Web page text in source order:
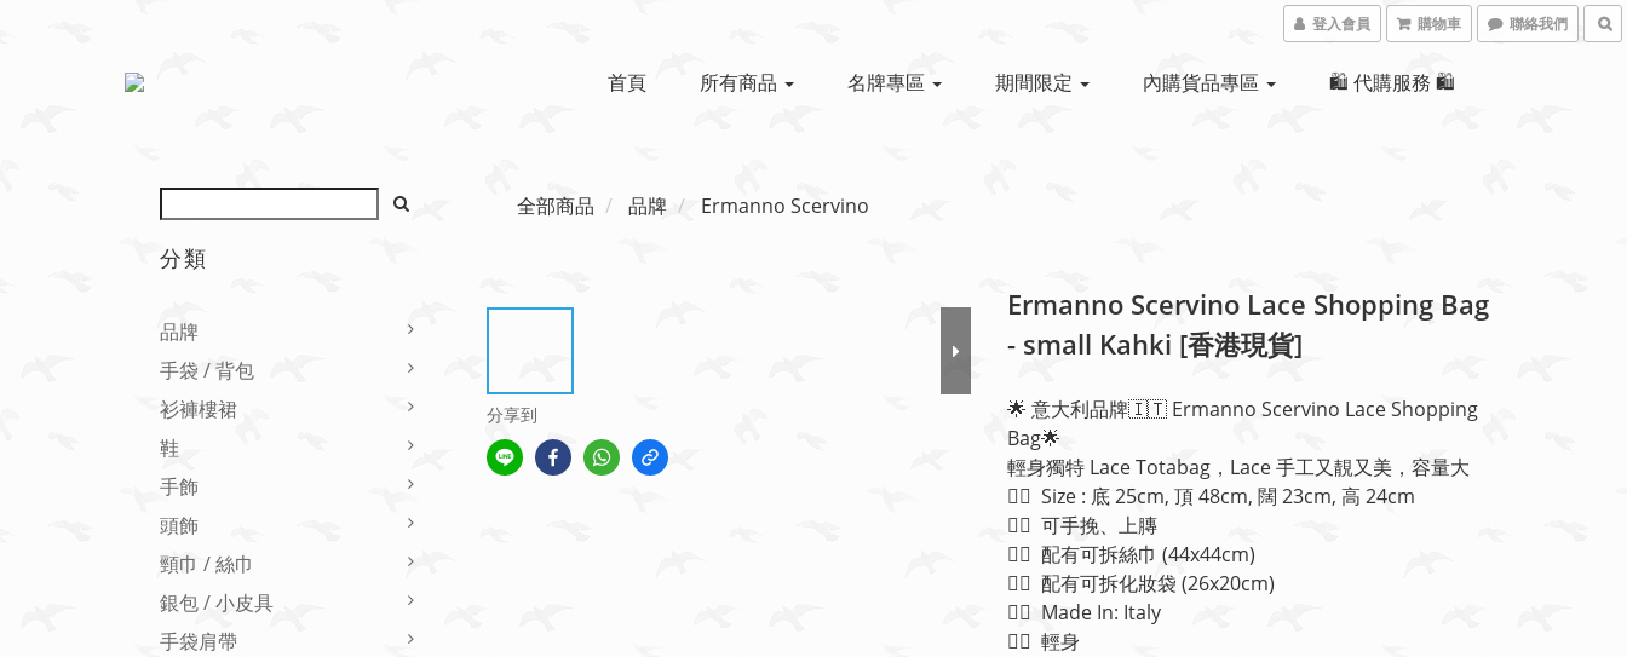
登入會員 購物車 聯絡我們
首頁 所有商品 名牌專區 期間限定 內購貨品專區 🛍 代購服務 🛍
分類
品牌
手袋 / 背包
衫褲樓裙
鞋
手飾
頭飾
頸巾 / 絲巾
銀包 / 小皮具
手袋肩帶
全部商品 品牌 Ermanno Scervino
分享到
Ermanno Scervino Lace Shopping Bag
- small Kahki [香港現貨]
🌟 意大利品牌🇮🇹 Ermanno Scervino Lace Shopping
Bag🌟
輕身獨特 Lace Totabag，Lace 手工又靚又美，容量大
👉🏻  Size : 底 25cm, 頂 48cm, 闊 23cm, 高 24cm
👉🏻  可手挽、上膞
👉🏻  配有可拆絲巾 (44x44cm)
👉🏻  配有可拆化妝袋 (26x20cm)
👉🏻  Made In: Italy
👉🏻  輕身